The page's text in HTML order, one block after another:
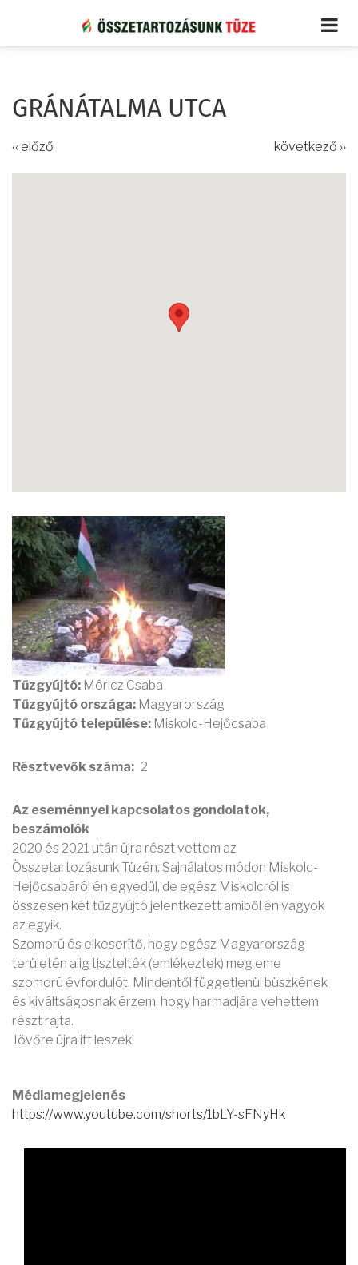
tartalomra
GRÁNÁTALMA UTCA
‹‹ előző következő ››
Tűzgyújtó: Móricz Csaba
Tűzgyújtó országa: Magyarország
Tűzgyújtó települése: Miskolc-Hejőcsaba
Résztvevők száma 2
Az eseménnyel kapcsolatos gondolatok,
beszámolók
2020 és 2021 után újra részt vettem az
Összetartozásunk Tüzén. Sajnálatos módon Miskolc-
Hejőcsabáról én egyedül, de egész Miskolcról is
összesen két tűzgyújtó jelentkezett amiből én vagyok
az egyik.
Szomorú és elkeserítő, hogy egész Magyarország
területén alig tisztelték (emlékeztek) meg eme
szomorú évfordulót. Mindentől függetlenül büszkének
és kiváltságosnak érzem, hogy harmadjára vehettem
részt rajta.
Jövőre újra itt leszek!
Médiamegjelenés
https://www.youtube.com/shorts/1bLY-sFNyHk